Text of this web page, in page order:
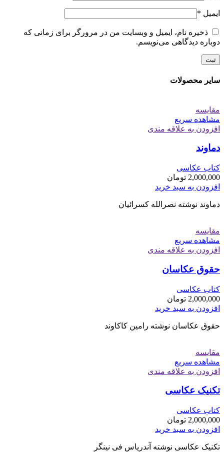
ایمیل *
ذخیره نام، ایمیل و وبسایت من در مرورگر برای زمانی که
دوباره دیدگاهی می‌نویسم.
سایر محصولات
مقایسه
مشاهده سریع
افزودن به علاقه مندی
دماوند
کتاب عکاسی
2,000,000 تومان
افزودن به سبد خرید
دماوند نوشته نصرالله کسرائیان
مقایسه
مشاهده سریع
افزودن به علاقه مندی
حقوق عکاسان
کتاب عکاسی
2,000,000 تومان
افزودن به سبد خرید
حقوق عکاسان نوشته رامین کاکاوند
مقایسه
مشاهده سریع
افزودن به علاقه مندی
تکنیک عکاسی
کتاب عکاسی
2,000,000 تومان
افزودن به سبد خرید
تکنیک عکاسی نوشته آندریاس فی نینگر